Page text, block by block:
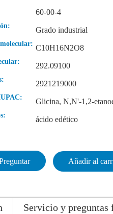
60-00-4
Grado industrial
C10H16N2O8
292.09100
2921219000
Glicina, N,N'-1,2-
ácido edético
Añadir al
Servicio y preguntas